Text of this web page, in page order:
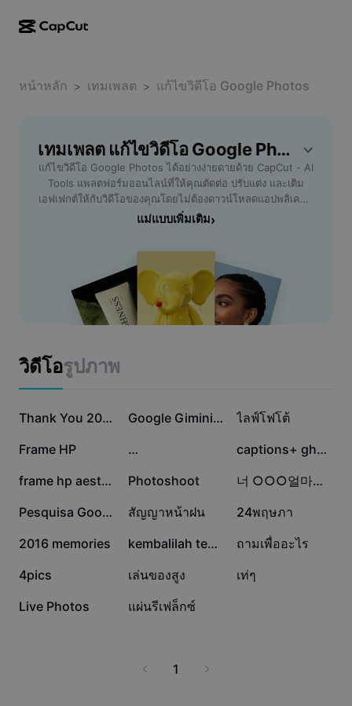
CapCut บนเดสก์ท็อป
CapCut Pad
CapCut บนมือถือ
สตูดิโอวิดีโอ
ตัวสร้างวิดีโอ AI
เครื่องมือสร้างรูปภาพ AI
Dreamina Seedance 2.5
Nano Banana Pro
เครื่องมือสร้างและแก้ไขวิดีโอ
เครื่องมือสร้างและแก้ไขรูปภาพ
เครื่องมือสร้างและแก้ไขเสียงพูด
กรณีการใช้งาน
การตลาด
แม่แบบโซเชียลมีเดีย
อื่นๆ
แม่แบบเอฟเฟกต์
แม่แบบธุรกิจ
แม่แบบอุตสาหกรรม
แม่แบบรีแคป
โครงการริเริ่ม
พันธมิตร
โปรแกรมพันธมิตรเพื่อการสร้างสรรค์
โปรแกรม CapCut Creative Campus
ศูนย์ความเชื่อถือ
ศูนย์ช่วยเหลือ
เกี่ยวกับเงื่อนไขการใช้บริการของ CapCut
Dreamina Seedance 2.0 Launch
หน้าหลัก > เทมเพลต > แก้ไขวิดีโอ Google Photos
เทมเพลต แก้ไขวิดีโอ Google Photos ฟรี โดย CapCut
แก้ไขวิดีโอ Google Photos ได้อย่างง่ายดายด้วย CapCut - AI
Tools แพลตฟอร์มออนไลน์ที่ให้คุณตัดต่อ ปรับแต่ง และเติม
เอฟเฟกต์ให้กับวิดีโอของคุณโดยไม่ต้องดาวน์โหลดแอปพลิเคชัน
เสริม เหมาะสำหรับผู้ใช้งานทุกระดับ ไม่ว่าจะเป็นมือใหม่หรือมือ
วิดีโอจาก Google Photos ได้ทันที ไม่ต้องยุ่งยากกับวิธีซับซ้อน
พิเศษสำหรับผู้ที่ต้องการแก้ไขวิดีโออย่างรวดเร็ว ตอบโจทย์การ
ใช้งานทั้งบนคอมพิวเตอร์และมือถือ สนุกกับการปรับแต่งความ
ทรงจำ สร้างคลิปพรีเซนต์ หรือแชร์โมเมนต์สำคัญสู่โซเชียลมี
เดียได้แบบมืออาชีพ เริ่มต้นแก้ไขวิดีโอ Google Photos ของ
แม่แบบเพิ่มเติม›
วิดีโอรูปภาพ
395.9K Thank You 2025 112.9K Google Gimini Trend 85.1K
ไลฟ์โฟโต้
66.7K
Frame HP … 17.9K captions+ ghépảnh
15.1K frame hp aesthetic 10.2K
Photoshoot 6K 너 ○○○얼마나 좋아해?
4.3K Pesquisa Google 2.8K
สัญญาหน้าฝน 1.3K
24พฤษภา
1K
2016 memories 476 kembalilah temanku 358
ถามเพื่ออะไร
353
4pics 320
เล่นของสูง 89
เท่ๆ
84
Live Photos 4
แผ่นรีเฟล็กซ์
1